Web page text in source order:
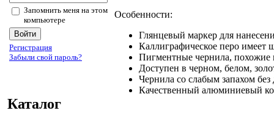
Запомнить меня на этом
компьютере
Регистрация
Забыли свой пароль?
Каталог
Особенности:
Глянцевый маркер для
Каллиграфическое перо
Пигментные чернила, похожие
Доступен в черном, белом,
Чернила со слабым запахом
Качественный алюминиевый